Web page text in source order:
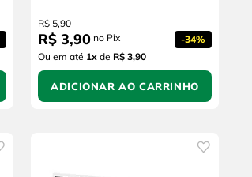
R$ 5,90
R$ 3,90 no Pix -34%
Ou em até 1x de R$ 3,90
ADICIONAR AO CARRINHO